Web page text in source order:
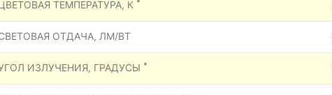
ТЕМПЕРАТУРА, К *
ОТДАЧА, ЛМ/ВТ
ИЗЛУЧЕНИЯ, ГРАДУСЫ *